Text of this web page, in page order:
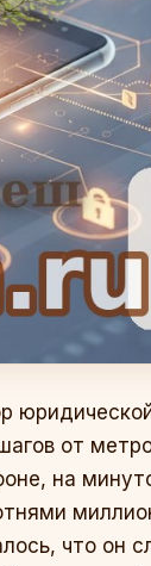
от
на
что он